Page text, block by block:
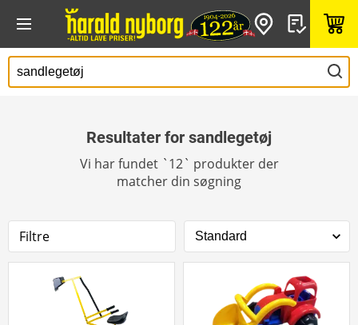
Resultater for sandlegetøj
Vi har fundet `12` produkter der
matcher din søgning
Filtre